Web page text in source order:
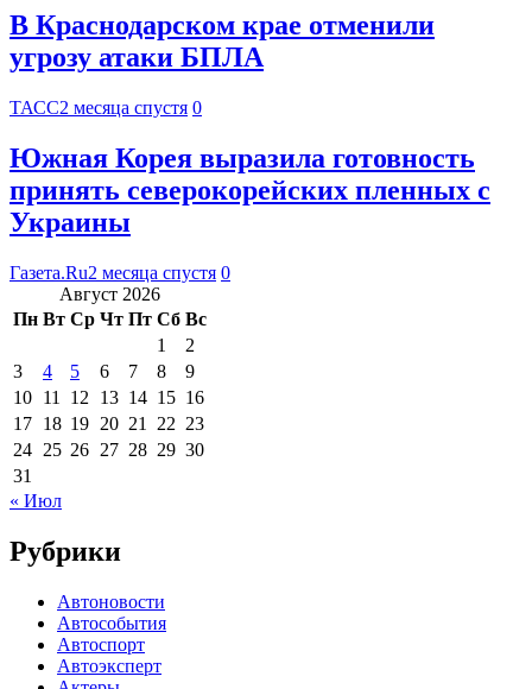
В Краснодарском крае отменили
угрозу атаки БПЛА
ТАСС2 месяца спустя 0
Южная Корея выразила готовность
принять северокорейских пленных с
Украины
Газета.Ru2 месяца спустя 0
Август 2026
Пн Вт Ср Чт Пт Сб Вс
1
2
3
4 5 6 7 8
9
10 11 12 13 14 15 16
17 18 19 20 21 22 23
24 25 26 27 28 29 30
31
« Июл
Рубрики
Автоновости
Автособытия
Автоспорт
Автоэксперт